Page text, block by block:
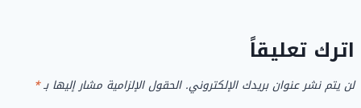
اترك تعليقاً
لن يتم نشر عنوان بريدك الإلكتروني. الحقول الإلزامية مشار إليها بـ*